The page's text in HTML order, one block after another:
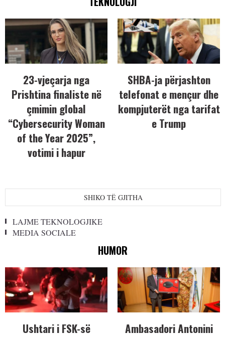
23-vjeçarja nga
Prishtina finaliste në
çmimin global
“Cybersecurity Woman
of the Year 2025”,
votimi i hapur
SHBA-ja përjashton
telefonat e mençur dhe
kompjuterët nga tarifat
e Trump
SHIKO TË GJITHA
LAJME TEKNOLOGJIKE
MEDIA SOCIALE
HUMOR
Ushtari i FSK-së
Ambasadori Antonini